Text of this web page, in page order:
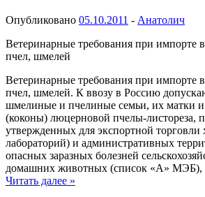
Опубликовано 05.10.2011 - Анатолич
Ветеринарные требования при импорте
пчел, шмелей
Ветеринарные требования при импорте
пчел, шмелей. К ввозу в Россию
шмелиные и пчелиные семьи, их матки
(коконы) люцерновой пчелы-листореза,
утвержденных для экспортной торговли
лабораторий) и административных
опасных заразных болезней
домашних животных (список «А» МЭБ),
Читать далее »